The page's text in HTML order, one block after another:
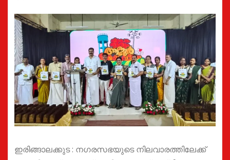
ഇരിങ്ങാലക്കുട : നഗരസഭയുടെ നിലവാരത്തിലേക്ക്